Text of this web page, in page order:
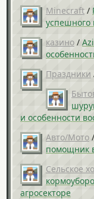
Minecraft /
успешного
казино /
Праздники
и особенности
Авто/Мото /
помощник
Сельское
агросекторе